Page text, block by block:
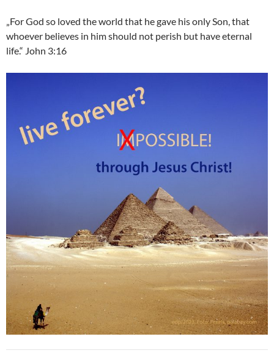
„For God so loved the world that he gave his only Son, that
whoever believes in him should not perish but have eternal
life.“ John 3:16